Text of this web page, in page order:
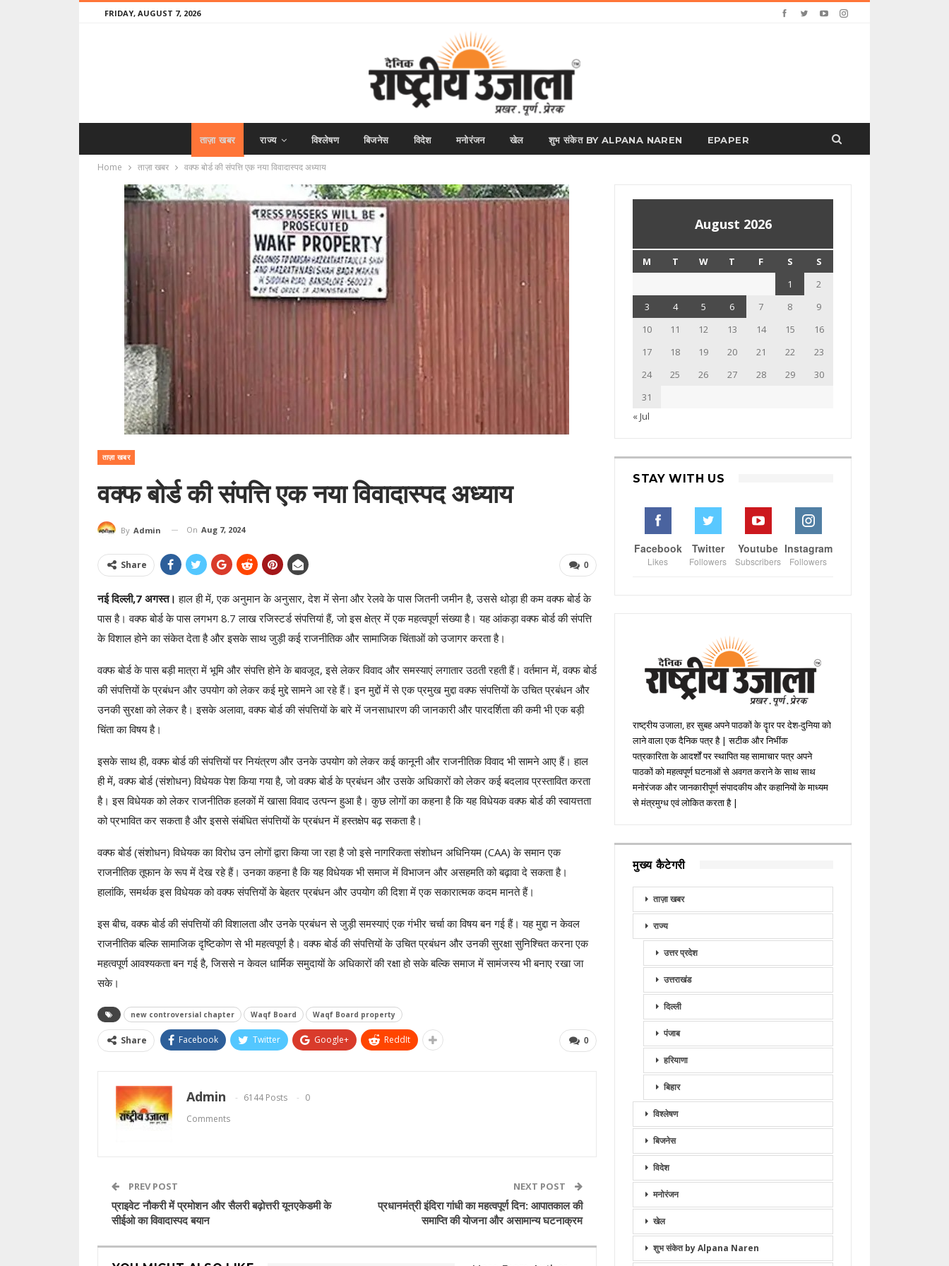
FRIDAY, AUGUST 7, 2026
ताज़ा खबर राज्य विश्लेषण बिजनेस विदेश मनोरंजन खेल शुभ संकेत BY ALPANA NAREN EPAPER
Home ताज़ा खबर वक्फ बोर्ड की संपत्ति एक नया विवादास्पद अध्याय
ताज़ा खबर
वक्फ बोर्ड की संपत्ति एक नया विवादास्पद अध्याय
By Admin On Aug 7, 2024
0
Share
नई दिल्ली,7 अगस्त।हाल ही में, एक अनुमान के अनुसार, देश में सेना और रेलवे के पास जितनी जमीन है, उससे थोड़ा ही कम वक्फ बोर्ड के
पास है। वक्फ बोर्ड के पास लगभग 8.7 लाख रजिस्टर्ड संपत्तियां हैं, जो इस क्षेत्र में एक महत्वपूर्ण संख्या है। यह आंकड़ा वक्फ बोर्ड की संपत्ति
के विशाल होने का संकेत देता है और इसके साथ जुड़ी कई राजनीतिक और सामाजिक चिंताओं को उजागर करता है।
वक्फ बोर्ड के पास बड़ी मात्रा में भूमि और संपत्ति होने के बावजूद, इसे लेकर विवाद और समस्याएं लगातार उठती रहती हैं। वर्तमान में, वक्फ बोर्ड
की संपत्तियों के प्रबंधन और उपयोग को लेकर कई मुद्दे सामने आ रहे हैं। इन मुद्दों में से एक प्रमुख मुद्दा वक्फ संपत्तियों के उचित प्रबंधन और
उनकी सुरक्षा को लेकर है। इसके अलावा, वक्फ बोर्ड की संपत्तियों के बारे में जनसाधारण की जानकारी और पारदर्शिता की कमी भी एक बड़ी
चिंता का विषय है।
इसके साथ ही, वक्फ बोर्ड की संपत्तियों पर नियंत्रण और उनके उपयोग को लेकर कई कानूनी और राजनीतिक विवाद भी सामने आए हैं। हाल
ही में, वक्फ बोर्ड (संशोधन) विधेयक पेश किया गया है, जो वक्फ बोर्ड के प्रबंधन और उसके अधिकारों को लेकर कई बदलाव प्रस्तावित करता
है। इस विधेयक को लेकर राजनीतिक हलकों में खासा विवाद उत्पन्न हुआ है। कुछ लोगों का कहना है कि यह विधेयक वक्फ बोर्ड की स्वायत्तता
को प्रभावित कर सकता है और इससे संबंधित संपत्तियों के प्रबंधन में हस्तक्षेप बढ़ सकता है।
वक्फ बोर्ड (संशोधन) विधेयक का विरोध उन लोगों द्वारा किया जा रहा है जो इसे नागरिकता संशोधन अधिनियम (CAA) के समान एक
राजनीतिक तूफान के रूप में देख रहे हैं। उनका कहना है कि यह विधेयक भी समाज में विभाजन और असहमति को बढ़ावा दे सकता है।
हालांकि, समर्थक इस विधेयक को वक्फ संपत्तियों के बेहतर प्रबंधन और उपयोग की दिशा में एक सकारात्मक कदम मानते हैं।
इस बीच, वक्फ बोर्ड की संपत्तियों की विशालता और उनके प्रबंधन से जुड़ी समस्याएं एक गंभीर चर्चा का विषय बन गई हैं। यह मुद्दा न केवल
राजनीतिक बल्कि सामाजिक दृष्टिकोण से भी महत्वपूर्ण है। वक्फ बोर्ड की संपत्तियों के उचित प्रबंधन और उनकी सुरक्षा सुनिश्चित करना एक
महत्वपूर्ण आवश्यकता बन गई है, जिससे न केवल धार्मिक समुदायों के अधिकारों की रक्षा हो सके बल्कि समाज में सामंजस्य भी बनाए रखा जा
सके।
new controversial chapter Waqf Board Waqf Board property
0
Share Facebook Twitter Google+ ReddIt
Admin 6144 Posts
0
Comments
PREV POST
प्राइवेट नौकरी में प्रमोशन और सैलरी बढ़ोत्तरी यूनएकेडमी के
सीईओ का विवादास्पद बयान
NEXT POST
प्रधानमंत्री इंदिरा गांधी का महत्वपूर्ण दिन: आपातकाल की
समाप्ति की योजना और असामान्य घटनाक्रम
August 2026
M T W T F S
S
1
2
3
4 5 6 7 8
9
10
11 12 13 14 15
16
17
18 19 20 21 22
23
24
25 26 27 28 29
30
31
« Jul
STAY WITH US
Facebook
Likes
Twitter
Followers
Youtube
Subscribers
Instagram
Followers
राष्ट्रीय उजाला, हर सुबह अपने पाठकों के दॄार पर देश-दुनिया को
लाने वाला एक दैनिक पत्र है | सटीक और निभींक
पत्रकारिता के आदर्शों पर स्थापित यह सामाचार पत्र अपने
पाठकों को महत्वपूर्ण घटनाओं से अवगत कराने के साथ साथ
मनोरंजक और जानकारीपूर्ण संपादकीय और कहानियों के माध्यम
से मंत्रमुग्ध एवं लोकित करता है |
मुख्य कैटेगरी
ताज़ा खबर
राज्य
उत्तर प्रदेश
उत्तराखंड
दिल्ली
पंजाब
हरियाणा
बिहार
विश्लेषण
बिजनेस
विदेश
मनोरंजन
खेल
शुभ संकेत by Alpana Naren